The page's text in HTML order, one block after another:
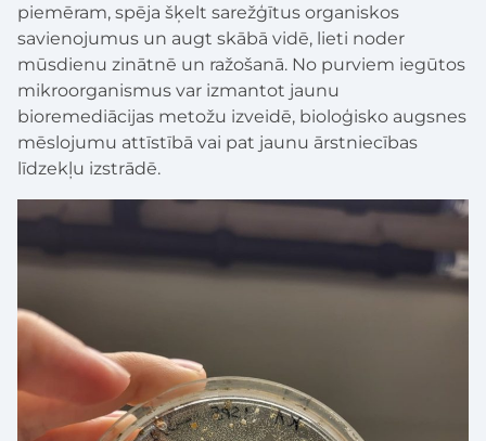
piemēram, spēja šķelt sarežģītus organiskos
savienojumus un augt skābā vidē, lieti noder
mūsdienu zinātnē un ražošanā. No purviem iegūtos
mikroorganismus var izmantot jaunu
bioremediācijas metožu izveidē, bioloģisko augsnes
mēslojumu attīstībā vai pat jaunu ārstniecības
līdzekļu izstrādē.